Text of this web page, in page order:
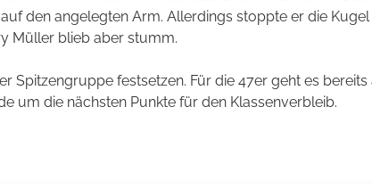
den angelegten Arm. Allerdings stoppte er die Kugel
Müller blieb aber stumm.
Spitzengruppe festsetzen. Für die 47er geht es bereits
um die nächsten Punkte für den Klassenverbleib.